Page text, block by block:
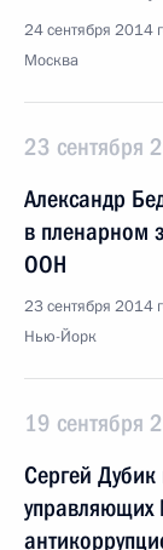
24 сентября 2014
Москва
23 сентября
Александр
в пленарном
ООН
23 сентября 2014
Нью-Йорк
19 сентября
Сергей Дубик
управляющих